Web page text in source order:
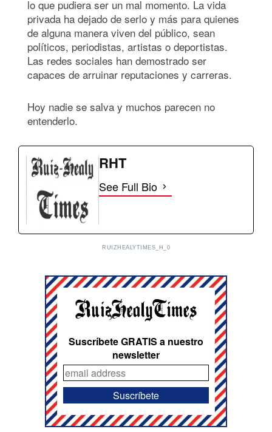
lo que pudiera ser un mal momento. La vida
privada ha dejado de serlo y más para quienes
de alguna manera viven del público, sean
políticos, periodistas, artistas o deportistas.
Las redes sociales han demostrado ser
capaces de arruinar reputaciones y carreras.
Hoy nadie se salva y muchos parecen no
entenderlo.
RHT
See Full Bio
RUIZHEALYTIMES_H_0
Suscríbete GRATIS a nuestro
newsletter